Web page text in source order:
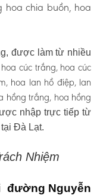
hoa chia buồn, hoa
được làm từ nhiều
cúc trắng, hoa cúc
hoa lan hồ điệp, lan
hồng trắng, hoa hồng
nhập trực tiếp từ
Đà Lạt.
Nhiệm
đường Nguyễn